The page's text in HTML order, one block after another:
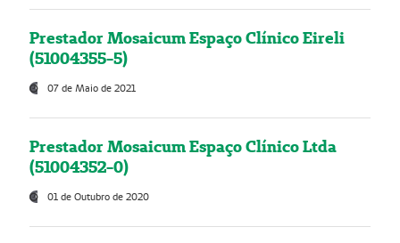
Prestador Mosaicum Espaço Clínico Eireli
(51004355-5)
07 de Maio de 2021
Prestador Mosaicum Espaço Clínico Ltda
(51004352-0)
01 de Outubro de 2020